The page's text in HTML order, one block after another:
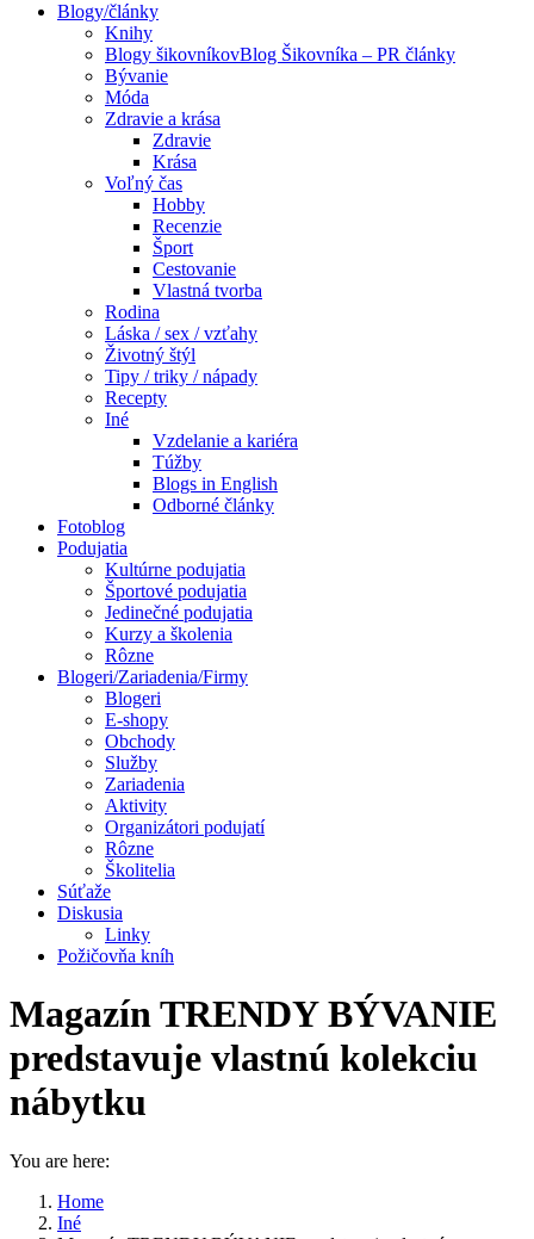
Blogy/články
Knihy
Blogy šikovníkovBlog Šikovníka – PR články
Bývanie
Móda
Zdravie a krása
Zdravie
Krása
Voľný čas
Hobby
Recenzie
Šport
Cestovanie
Vlastná tvorba
Rodina
Láska / sex / vzťahy
Životný štýl
Tipy / triky / nápady
Recepty
Iné
Vzdelanie a kariéra
Túžby
Blogs in English
Odborné články
Fotoblog
Podujatia
Kultúrne podujatia
Športové podujatia
Jedinečné podujatia
Kurzy a školenia
Rôzne
Blogeri/Zariadenia/Firmy
Blogeri
E-shopy
Obchody
Služby
Zariadenia
Aktivity
Organizátori podujatí
Rôzne
Školitelia
Súťaže
Diskusia
Linky
Požičovňa kníh
Magazín TRENDY BÝVANIE
predstavuje vlastnú kolekciu
nábytku
You are here:
Home
Iné